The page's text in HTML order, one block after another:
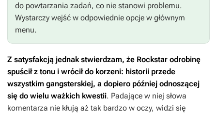
do powtarzania zadań, co nie stanowi problemu.
Wystarczy wejść w odpowiednie opcje w głównym
menu.
Z satysfakcją jednak stwierdzam, że Rockstar odrobinę
spuścił z tonu i wrócił do korzeni: historii przede
wszystkim gangsterskiej, a dopiero później odnoszącej
się do wielu ważkich kwestii. Padające w niej słowa
komentarza nie kłują aż tak bardzo w oczy, widzi się